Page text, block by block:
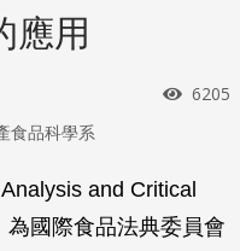
應用
瀏覽
6205
食品科學系
and Critical
國際食品法典委員會